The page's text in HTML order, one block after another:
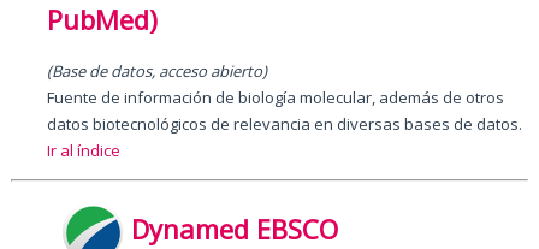
PubMed)
(Base de datos, acceso abierto)
Fuente de información de biología molecular, además de otros
datos biotecnológicos de relevancia en diversas bases de datos.
Ir al índice
Dynamed EBSCO